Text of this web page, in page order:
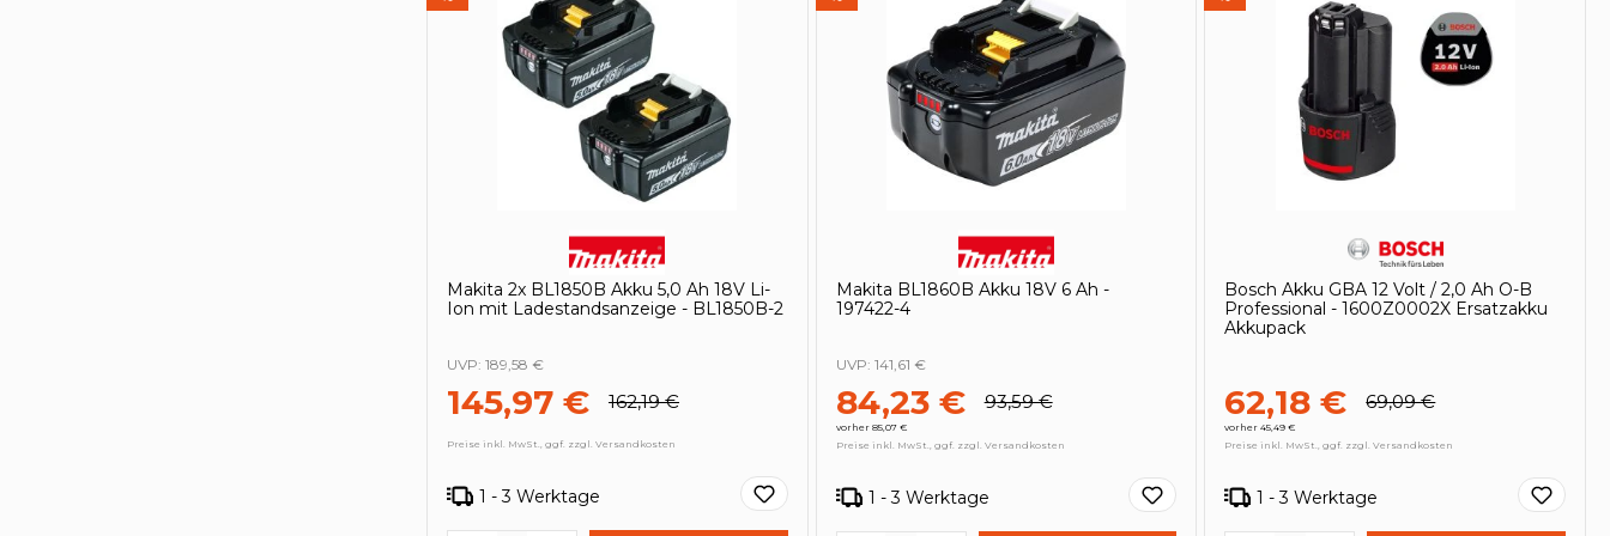
Makita 2x BL1850B Akku 5,0 Ah 18V Li-
Ion mit Ladestandsanzeige - BL1850B-2
145,97 € 162,19 €
UVP: 189,58 €
Preise inkl. MwSt., ggf. zzgl. Versandkosten
1 - 3 Werktage
Makita BL1860B Akku 18V 6 Ah -
197422-4
84,23 € 93,59 €
vorher 85,07 €
UVP: 141,61 €
Preise inkl. MwSt., ggf. zzgl. Versandkosten
1 - 3 Werktage
Bosch Akku GBA 12 Volt / 2,0 Ah O-B
Professional - 1600Z0002X Ersatzakku
Akkupack
62,18 € 69,09 €
vorher 45,49 €
Preise inkl. MwSt., ggf. zzgl. Versandkosten
1 - 3 Werktage